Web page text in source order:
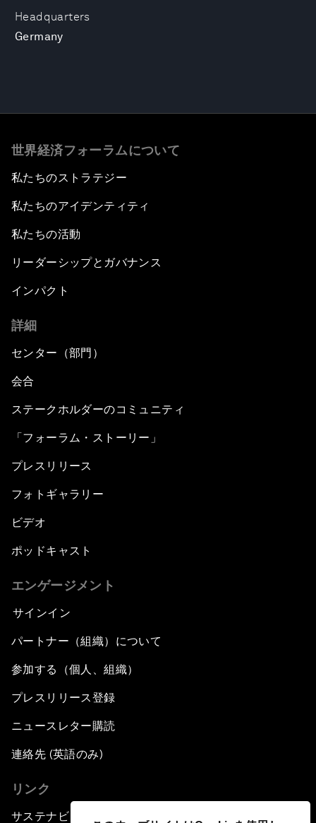
Headquarters
Germany
世界経済フォーラムについて
私たちのストラテジー
私たちのアイデンティティ
私たちの活動
リーダーシップとガバナンス
インパクト
詳細
センター（部門）
会合
ステークホルダーのコミュニティ
「フォーラム・ストーリー」
プレスリリース
フォトギャラリー
ビデオ
ポッドキャスト
エンゲージメント
サインイン
パートナー（組織）について
参加する（個人、組織）
プレスリリース登録
ニュースレター購読
連絡先 (英語のみ)
リンク
サステナビリティへの取り組み